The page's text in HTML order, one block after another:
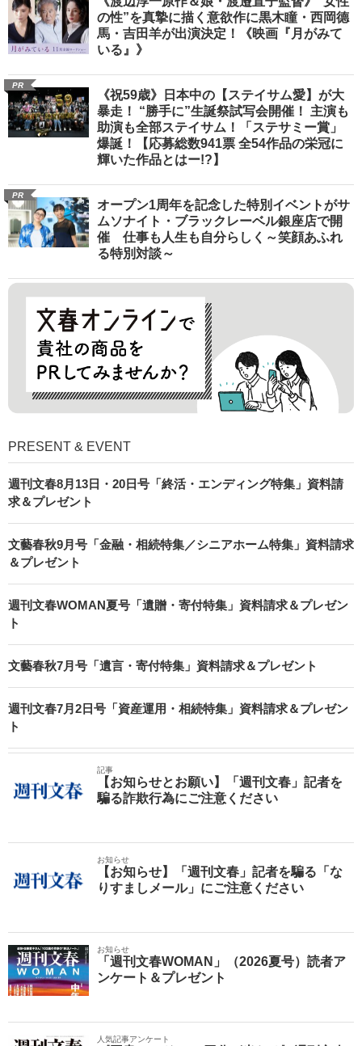
の性”を真摯に描く意欲作に黒木瞳・西岡德
馬・吉田羊が出演決定！《映画『月がみて
いる』》
PR
《祝59歳》日本中の【ステイサム愛】が大
暴走！ “勝手に”生誕祭試写会開催！ 主演も
助演も全部ステイサム！「ステサミー賞」
爆誕！【応募総数941票 全54作品の栄冠に
輝いた作品とはー!?】
PR
オープン1周年を記念した特別イベントがサ
ムソナイト・ブラックレーベル銀座店で開
催 仕事も人生も自分らしく～笑顔あふれ
る特別対談～
PRESENT & EVENT
週刊文春8月13日・20日号「終活・エンディング特集」資料請
求＆プレゼント
文藝春秋9月号「金融・相続特集／シニアホーム特集」資料請求
＆プレゼント
週刊文春WOMAN夏号「遺贈・寄付特集」資料請求＆プレゼン
ト
文藝春秋7月号「遺言・寄付特集」資料請求＆プレゼント
週刊文春7月2日号「資産運用・相続特集」資料請求＆プレゼン
ト
記事
【お知らせとお願い】「週刊文春」記者を
騙る詐欺行為にご注意ください
お知らせ
【お知らせ】「週刊文春」記者を騙る「な
りすましメール」にご注意ください
お知らせ
「週刊文春WOMAN」（2026夏号）読者ア
ンケート＆プレゼント
人気記事アンケート